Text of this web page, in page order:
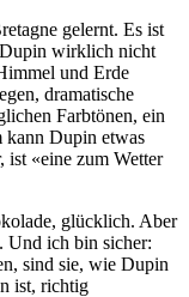
gelernt. Es ist
Dupin wirklich nicht
und Erde
dramatische
Farbtönen, ein
kann Dupin etwas
ist «eine zum Wetter
glücklich. Aber
Und ich bin sicher:
sind sie, wie Dupin
ist, richtig